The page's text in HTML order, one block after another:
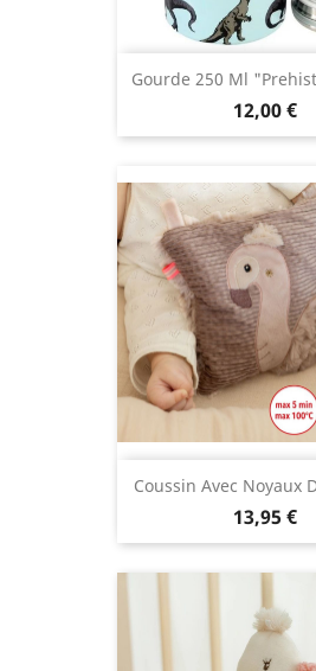
Gourde 250 Ml
12,00 €
Coussin Avec Noyaux
13,95 €